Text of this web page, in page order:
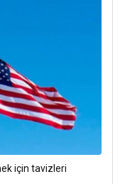
için tavizleri